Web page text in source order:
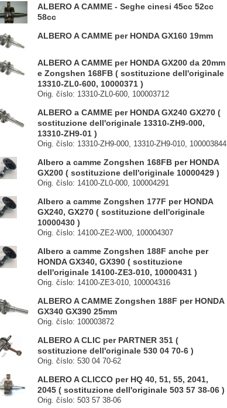
ALBERO A CAMME - Seghe cinesi 45cc 52cc
58cc
ALBERO A CAMME per HONDA GX160 19mm
ALBERO A CAMME per HONDA GX200 da 20mm
e Zongshen 168FB ( sostituzione dell'originale
13310-ZL0-600, 10000371 )
Orig. číslo: 13310-ZL0-600, 100003712
ALBERO a CAMME per HONDA GX240 GX270 (
sostituzione dell'originale 13310-ZH9-000,
13310-ZH9-01 )
Orig. číslo: 13310-ZH9-000, 13310-ZH9-010, 100003844
Albero a camme Zongshen 168FB per HONDA
GX200 ( sostituzione dell'originale 10000429 )
Orig. číslo: 14100-ZL0-000, 100004291
Albero a camme Zongshen 177F per HONDA
GX240, GX270 ( sostituzione dell'originale
10000430 )
Orig. číslo: 14100-ZE2-W00, 100004307
Albero a camme Zongshen 188F anche per
HONDA GX340, GX390 ( sostituzione
dell'originale 14100-ZE3-010, 10000431 )
Orig. číslo: 14100-ZE3-010, 100004316
ALBERO A CAMME Zongshen 188F per HONDA
GX340 GX390 25mm
Orig. číslo: 100003872
ALBERO A CLIC per PARTNER 351 (
sostituzione dell'originale 530 04 70-6 )
Orig. číslo: 530 04 70-62
ALBERO A CLICCO per HQ 40, 51, 55, 2041,
2045 ( sostituzione dell'originale 503 57 38-06 )
Orig. číslo: 503 57 38-06